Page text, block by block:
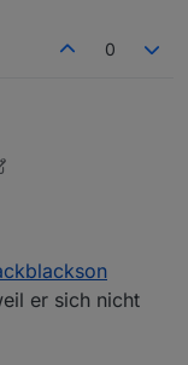
0
sortieren? Kannst
2020, 21:48
er sich nicht